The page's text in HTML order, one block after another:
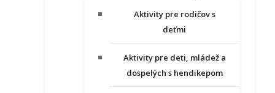
Aktivity pre rodičov s
deťmi
Aktivity pre deti, mládež a
dospelých s hendikepom